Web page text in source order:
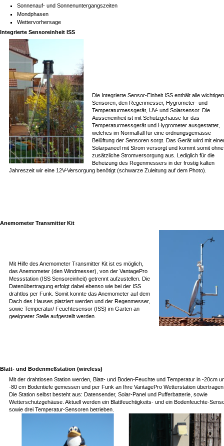
Sonnenauf- und Sonnenuntergangszeiten
Mondphasen
Wettervorhersage
Integrierte Sensoreinheit ISS
Die Integrierte Sensor-Einheit ISS enthält alle wichtigen
Sensoren, den Regenmesser, Hygrometer- und
Temperaturmessgerät, UV- und Solarsensor. Die
Ausseneinheit ist mit Schutzgehäuse für das
Temperaturmessgerät und Hygrometer ausgestattet,
welches im Normalfall für eine ordnungsgemässe
Belüftung der Sensoren sorgt. Das Gerät wird mit
Solarpaneel mit Strom versorgt und kommt somit ohne
zusätzliche Stromversorgung aus. Lediglich für die
Beheizung des Regenmessers in der frostig kalten
Jahreszeit wir eine 12V-Versorgung benötigt (schwarze Zuleitung auf dem Photo).
Anemometer Transmitter Kit
Mit Hilfe des Anemometer Transmitter Kit ist es möglich,
das Anemometer (den Windmesser), von der VantagePro
Messstation (ISS Sensoreinheit) getrennt aufzustellen. Die
Datenübertragung erfolgt dabei ebenso wie bei der ISS
drahtlos per Funk. Somit konnte das Anemometer auf dem
Dach des Hauses platziert werden und der Regenmesser,
sowie Temperatur/ Feuchtesensor (ISS) im Garten an
geeigneter Stelle aufgestellt werden.
Blatt- und Bodenmeßstation (wireless)
Mit der drahtlosen Station werden, Blatt- und Boden-Feuchte und Temperatur in -20cm
-80 cm Bodentiefe gemessen und per Funk an Ihre VantagePro Wetterstation
Die Station selbst besteht aus: Datensender, Solar-Panel und Pufferbatterie, sowie
Wetterschutzgehäuse. Aktuell werden ein Blattfeuchtigkeits- und ein Bodenfeuchte-
sowie drei Temperatur-Sensoren betrieben.